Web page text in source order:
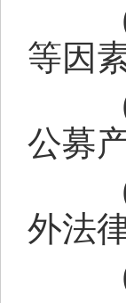
等因
公募
外法